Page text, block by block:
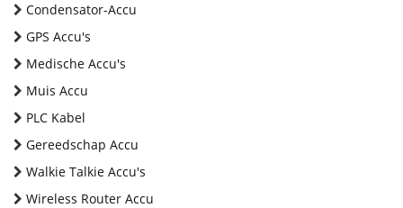
Condensator-Accu
GPS Accu's
Medische Accu's
Muis Accu
PLC Kabel
Gereedschap Accu
Walkie Talkie Accu's
Wireless Router Accu